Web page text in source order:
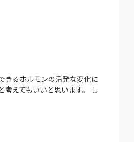
きるホルモンの活発な変化に
えてもいいと思います。 し